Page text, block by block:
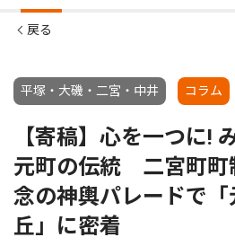
戻る
平塚・大磯・二宮・中井 コラム
【寄稿】心を一つに!
元町の伝統 二宮町町
念の神輿パレードで
丘」に密着